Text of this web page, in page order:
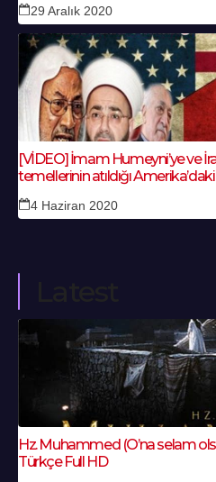
29 Aralık 2020
[VİDEO] İmam Humeyni’ye ve
temellerinin atıldığı
4 Haziran 2020
Hz. Muhammed (O’na selam
Türkçe Full HD